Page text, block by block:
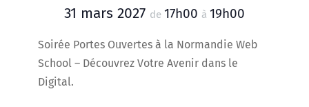
31 mars 2027 de 17h00 à 19h00
Soirée Portes Ouvertes à la Normandie Web
School – Découvrez Votre Avenir dans le
Digital.